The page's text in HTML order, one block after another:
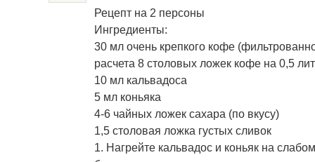
Рецепт на 2 персоны
Ингредиенты:
30 мл очень крепкого кофе
расчета 8 столовых ложек кофе на 0,5
10 мл кальвадоса
5 мл коньяка
4-6 чайных ложек сахара (по вкусу)
1,5 столовая ложка густых сливок
1. Нагрейте кальвадос и коньяк на